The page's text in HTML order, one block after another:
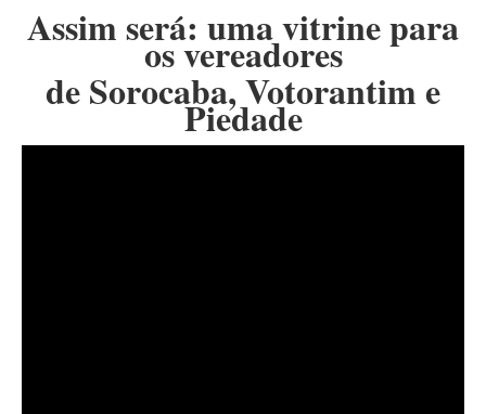
Assim será: uma vitrine para
os vereadores
de Sorocaba, Votorantim e
Piedade